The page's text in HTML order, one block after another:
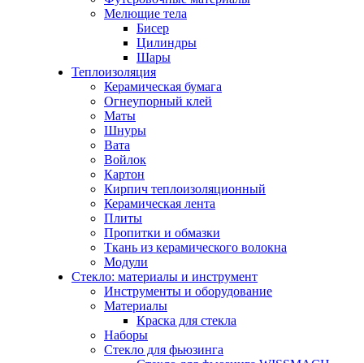
Мелющие тела
Бисер
Цилиндры
Шары
Теплоизоляция
Керамическая бумага
Огнеупорный клей
Маты
Шнуры
Вата
Войлок
Картон
Кирпич теплоизоляционный
Керамическая лента
Плиты
Пропитки и обмазки
Ткань из керамического волокна
Модули
Стекло: материалы и инструмент
Инструменты и оборудование
Материалы
Краска для стекла
Наборы
Стекло для фьюзинга